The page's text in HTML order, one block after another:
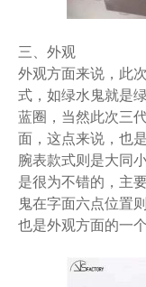
三、外观
外观方面来说，此
式，如绿水鬼就是
蓝圈，当然此次三
面，这点来说，也
腕表款式则是大同
是很为不错的，主
鬼在字面六点位置
也是外观方面的一